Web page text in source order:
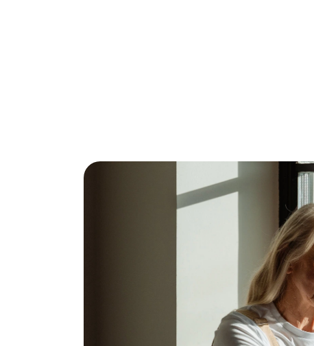
Beschikbare
In 2025 kun je als woningeigenaar
huis duurzamer te maken door middel van
het milieu, maar ook voor je portemonnee.